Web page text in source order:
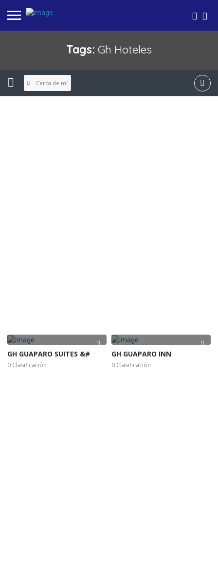
Tags: Gh Hoteles
Cerca de mí
GH GUAPARO SUITES &#
0 Clasificación
GH GUAPARO INN
0 Clasificación